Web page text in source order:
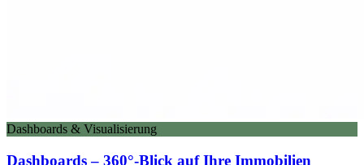
Dashboards & Visualisierung
Dashboards – 360°-Blick auf Ihre Immobilien